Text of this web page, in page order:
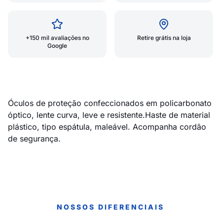
+150 mil avaliações no
Google
Retire grátis na loja
Óculos de proteção confeccionados em policarbonato
óptico, lente curva, leve e resistente.Haste de material
plástico, tipo espátula, maleável. Acompanha cordão
de segurança.
NOSSOS DIFERENCIAIS